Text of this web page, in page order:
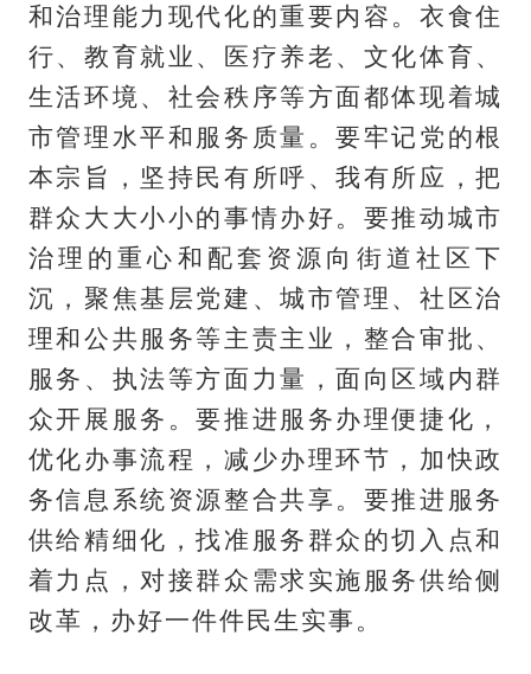
和治理能力现代化的重要内容。衣食住
行、教育就业、医疗养老、文化体育、
生活环境、社会秩序等方面都体现着城
市管理水平和服务质量。要牢记党的根
本宗旨，坚持民有所呼、我有所应，把
群众大大小小的事情办好。要推动城市
治理的重心和配套资源向街道社区下
沉，聚焦基层党建、城市管理、社区治
理和公共服务等主责主业，整合审批、
服务、执法等方面力量，面向区域内群
众开展服务。要推进服务办理便捷化，
优化办事流程，减少办理环节，加快政
务信息系统资源整合共享。要推进服务
供给精细化，找准服务群众的切入点和
着力点，对接群众需求实施服务供给侧
改革，办好一件件民生实事。